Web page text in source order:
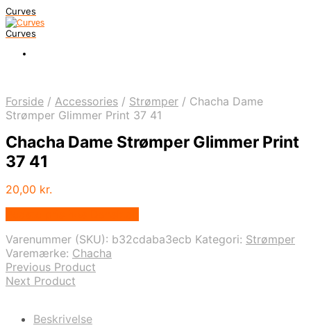
Curves
Curves
Forside / Accessories / Strømper / Chacha Dame
Strømper Glimmer Print 37 41
Chacha Dame Strømper Glimmer Print
37 41
20,00 kr.
Varenummer (SKU): b32cdaba3ecb Kategori: Strømper
Varemærke: Chacha
Previous Product
Next Product
Beskrivelse